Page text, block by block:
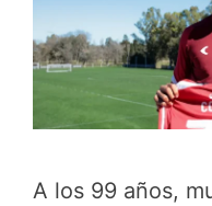
A los 99 años,